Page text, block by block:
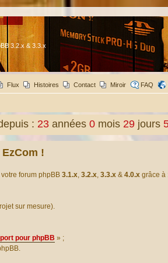
3.2.x & 3.3.x
Flux Histoires Contact Miroir FAQ
: 23 années 0 mois 29 jours
!
forum phpBB 3.1.x, 3.2.x, 3.3.x & 4.0.x grâce à
sur mesure).
pour phpBB » ;